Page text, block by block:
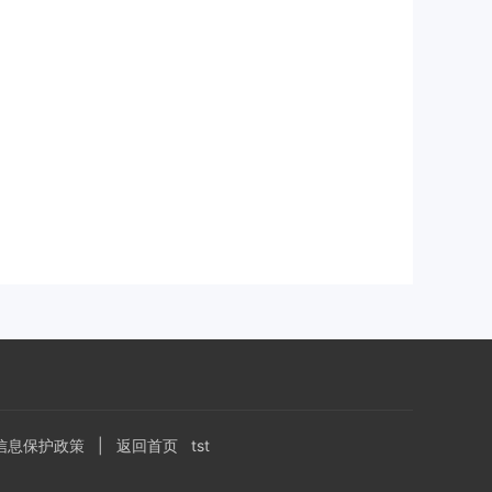
息保护政策 返回首页 tst